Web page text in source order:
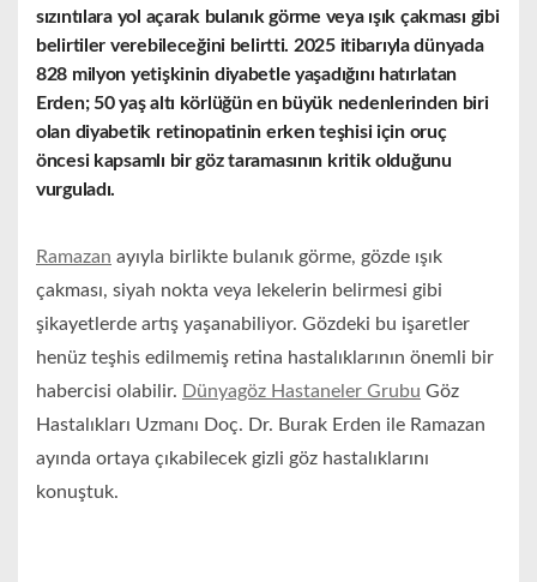
sızıntılara yol açarak bulanık görme veya ışık çakması gibi
belirtiler verebileceğini belirtti. 2025 itibarıyla dünyada
828 milyon yetişkinin diyabetle yaşadığını hatırlatan
Erden; 50 yaş altı körlüğün en büyük nedenlerinden biri
olan diyabetik retinopatinin erken teşhisi için oruç
öncesi kapsamlı bir göz taramasının kritik olduğunu
vurguladı.
Ramazan ayıyla birlikte bulanık görme, gözde ışık
çakması, siyah nokta veya lekelerin belirmesi gibi
şikayetlerde artış yaşanabiliyor. Gözdeki bu işaretler
henüz teşhis edilmemiş retina hastalıklarının önemli bir
habercisi olabilir. Dünyagöz Hastaneler Grubu Göz
Hastalıkları Uzmanı Doç. Dr. Burak Erden ile Ramazan
ayında ortaya çıkabilecek gizli göz hastalıklarını
konuştuk.